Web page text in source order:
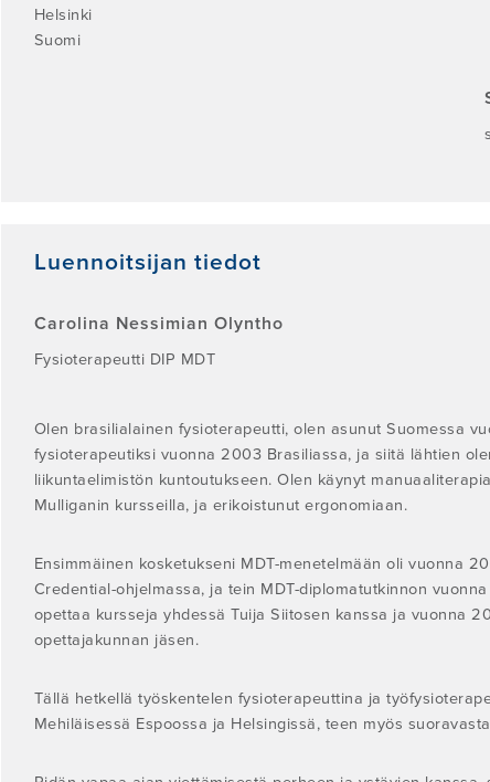
Helsinki
Suomi
Luennoitsijan tiedot
Carolina Nessimian Olyntho
Fysioterapeutti DIP MDT
Olen brasilialainen fysioterapeutti, olen asunut Suomessa
fysioterapeutiksi vuonna 2003 Brasiliassa, ja siitä lähtien
liikuntaelimistön kuntoutukseen. Olen käynyt
Mulliganin kursseilla, ja erikoistunut ergonomiaan.
Ensimmäinen kosketukseni MDT-menetelmään oli vuonna
Credential-ohjelmassa, ja tein MDT-diplomatutkinnon
opettaa kursseja yhdessä Tuija Siitosen kanssa ja vuonna
opettajakunnan jäsen.
Tällä hetkellä työskentelen fysioterapeuttina ja
Mehiläisessä Espoossa ja Helsingissä, teen myös